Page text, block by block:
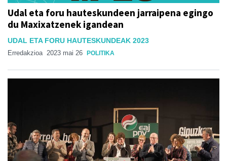
Udal eta foru hauteskundeen jarraipena egingo
du Maxixatzenek igandean
UDAL ETA FORU HAUTESKUNDEAK 2023
Erredakzioa 2023 mai 26 POLITIKA